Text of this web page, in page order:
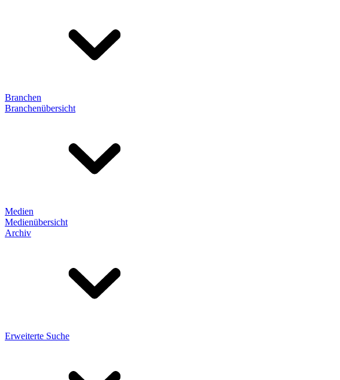
Branchen
Branchenübersicht
Medien
Medienübersicht
Archiv
Erweiterte Suche